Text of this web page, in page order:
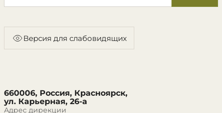
Версия для слабовидящих
660006, Россия, Красноярск,
ул. Карьерная, 26-а
Адрес дирекции